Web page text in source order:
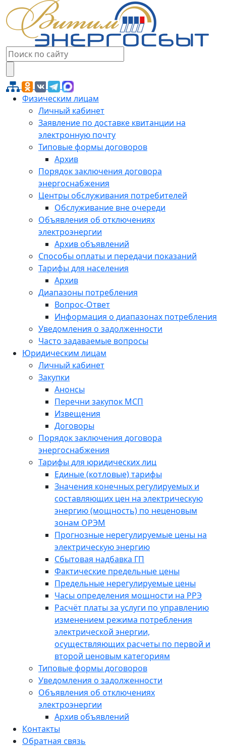
Физическим лицам
Личный кабинет
Заявление по доставке квитанции на
электронную почту
Типовые формы договоров
Архив
Порядок заключения договора
энергоснабжения
Центры обслуживания потребителей
Обслуживание вне очереди
Объявления об отключениях
электроэнергии
Архив объявлений
Способы оплаты и передачи показаний
Тарифы для населения
Архив
Диапазоны потребления
Вопрос-Ответ
Информация о диапазонах потребления
Уведомления о задолженности
Часто задаваемые вопросы
Юридическим лицам
Личный кабинет
Закупки
Анонсы
Перечни закупок МСП
Извещения
Договоры
Порядок заключения договора
энергоснабжения
Тарифы для юридических лиц
Единые (котловые) тарифы
Значения конечных регулируемых и
составляющих цен на электрическую
энергию (мощность) по неценовым
зонам ОРЭМ
Прогнозные нерегулируемые цены на
электрическую энергию
Сбытовая надбавка ГП
Фактические предельные цены
Предельные нерегулируемые цены
Часы определения мощности на РРЭ
Расчёт платы за услуги по управлению
изменением режима потребления
электрической энергии,
осуществляющих расчеты по первой и
второй ценовым категориям
Типовые формы договоров
Уведомления о задолженности
Объявления об отключениях
электроэнергии
Архив объявлений
Контакты
Обратная связь